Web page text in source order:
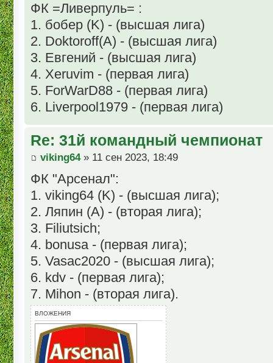
ФК =Ливерпуль= :
1. бобер (K) - (высшая лига)
2. Doktoroff(А) - (высшая лига)
3. Евгений - (высшая лига)
4. Xeruvim - (первая лига)
5. ForWarD88 - (первая лига)
6. Liverpool1979 - (первая лига)
Re: 31й командный чемпионат
viking64» 11 сен 2023, 18:49
ФК "Арсенал":
1. viking64 (K) - (высшая лига);
2. Ляпин (А) - (вторая лига);
3. Filiutsich;
4. bonusa - (первая лига);
5. Vasac2020 - (высшая лига);
6. kdv - (первая лига);
7. Mihon - (вторая лига).
ВЛОЖЕНИЯ